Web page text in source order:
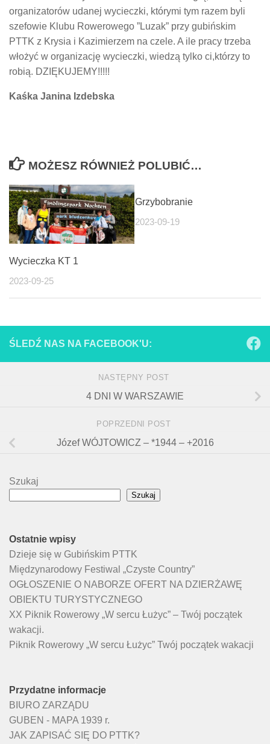
organizatorów udanej wycieczki, którymi tym razem byli
szefowie Klubu Rowerowego ”Luzak” przy gubińskim
PTTK z Krysia i Kazimierzem na czele. A ile pracy trzeba
włożyć w organizację wycieczki, wiedzą tylko ci,którzy to
robią. DZIĘKUJEMY!!!!!
Kaśka Janina Izdebska
MOŻESZ RÓWNIEŻ POLUBIĆ…
Wycieczka KT 1
2023-09-25
Grzybobranie
2023-09-19
ŚLEDŹ NAS NA FACEBOOK'U:
NASTĘPNY POST
4 DNI W WARSZAWIE
POPRZEDNI POST
Józef WÓJTOWICZ – *1944 – +2016
Szukaj
Szukaj
Ostatnie wpisy
Dzieje się w Gubińskim PTTK
Międzynarodowy Festiwal „Czyste Country”
OGŁOSZENIE O NABORZE OFERT NA DZIERŻAWĘ
OBIEKTU TURYSTYCZNEGO
XX Piknik Rowerowy „W sercu Łużyc” – Twój początek
wakacji.
Piknik Rowerowy „W sercu Łużyc” Twój początek wakacji
Przydatne informacje
BIURO ZARZĄDU
GUBEN - MAPA 1939 r.
JAK ZAPISAĆ SIĘ DO PTTK?